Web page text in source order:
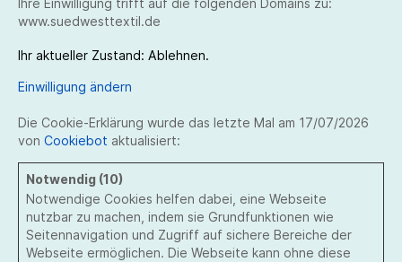
Ihre Einwilligung trifft auf die folgenden Domains zu:
www.suedwesttextil.de
Ihr aktueller Zustand: Ablehnen.
Einwilligung ändern
Die Cookie-Erklärung wurde das letzte Mal am 17/07/2026
von Cookiebot aktualisiert:
Notwendig (10)
Notwendige Cookies helfen dabei, eine Webseite
nutzbar zu machen, indem sie Grundfunktionen wie
Seitennavigation und Zugriff auf sichere Bereiche der
Webseite ermöglichen. Die Webseite kann ohne diese